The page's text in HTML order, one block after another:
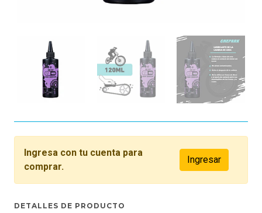
Ingresa con tu cuenta para
comprar.
Ingresar
DETALLES DE PRODUCTO